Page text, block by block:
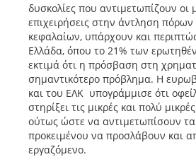
δυσκολίες που αντιμετωπίζουν οι
επιχειρήσεις στην άντληση πόρων
κεφαλαίων, υπάρχουν και
Ελλάδα, όπου το 21% των
εκτιμά ότι η πρόσβαση στη
σημαντικότερο πρόβλημα. Η
και του ΕΛΚ υπογράμμισε ότι
στηρίξει τις μικρές και πολύ
ούτως ώστε να αντιμετωπίσουν
προκειμένου να προσλάβουν και
εργαζόμενο.